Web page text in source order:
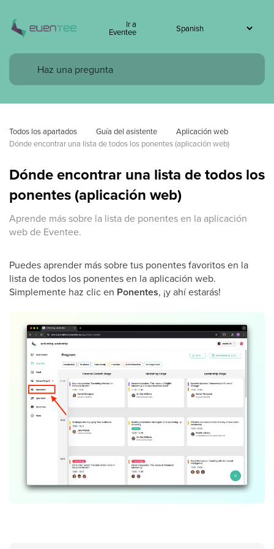
Ir a
Eventee
Todos los apartados Guía del asistente
Aplicación web
Dónde encontrar una lista de todos los ponentes (aplicación web)
Dónde encontrar una lista de todos los
ponentes (aplicación web)
Aprende más sobre la lista de ponentes en la aplicación
web de Eventee.
Puedes aprender más sobre tus ponentes favoritos en la
lista de todos los ponentes en la aplicación web.
Simplemente haz clic en Ponentes, ¡y ahí estarás!